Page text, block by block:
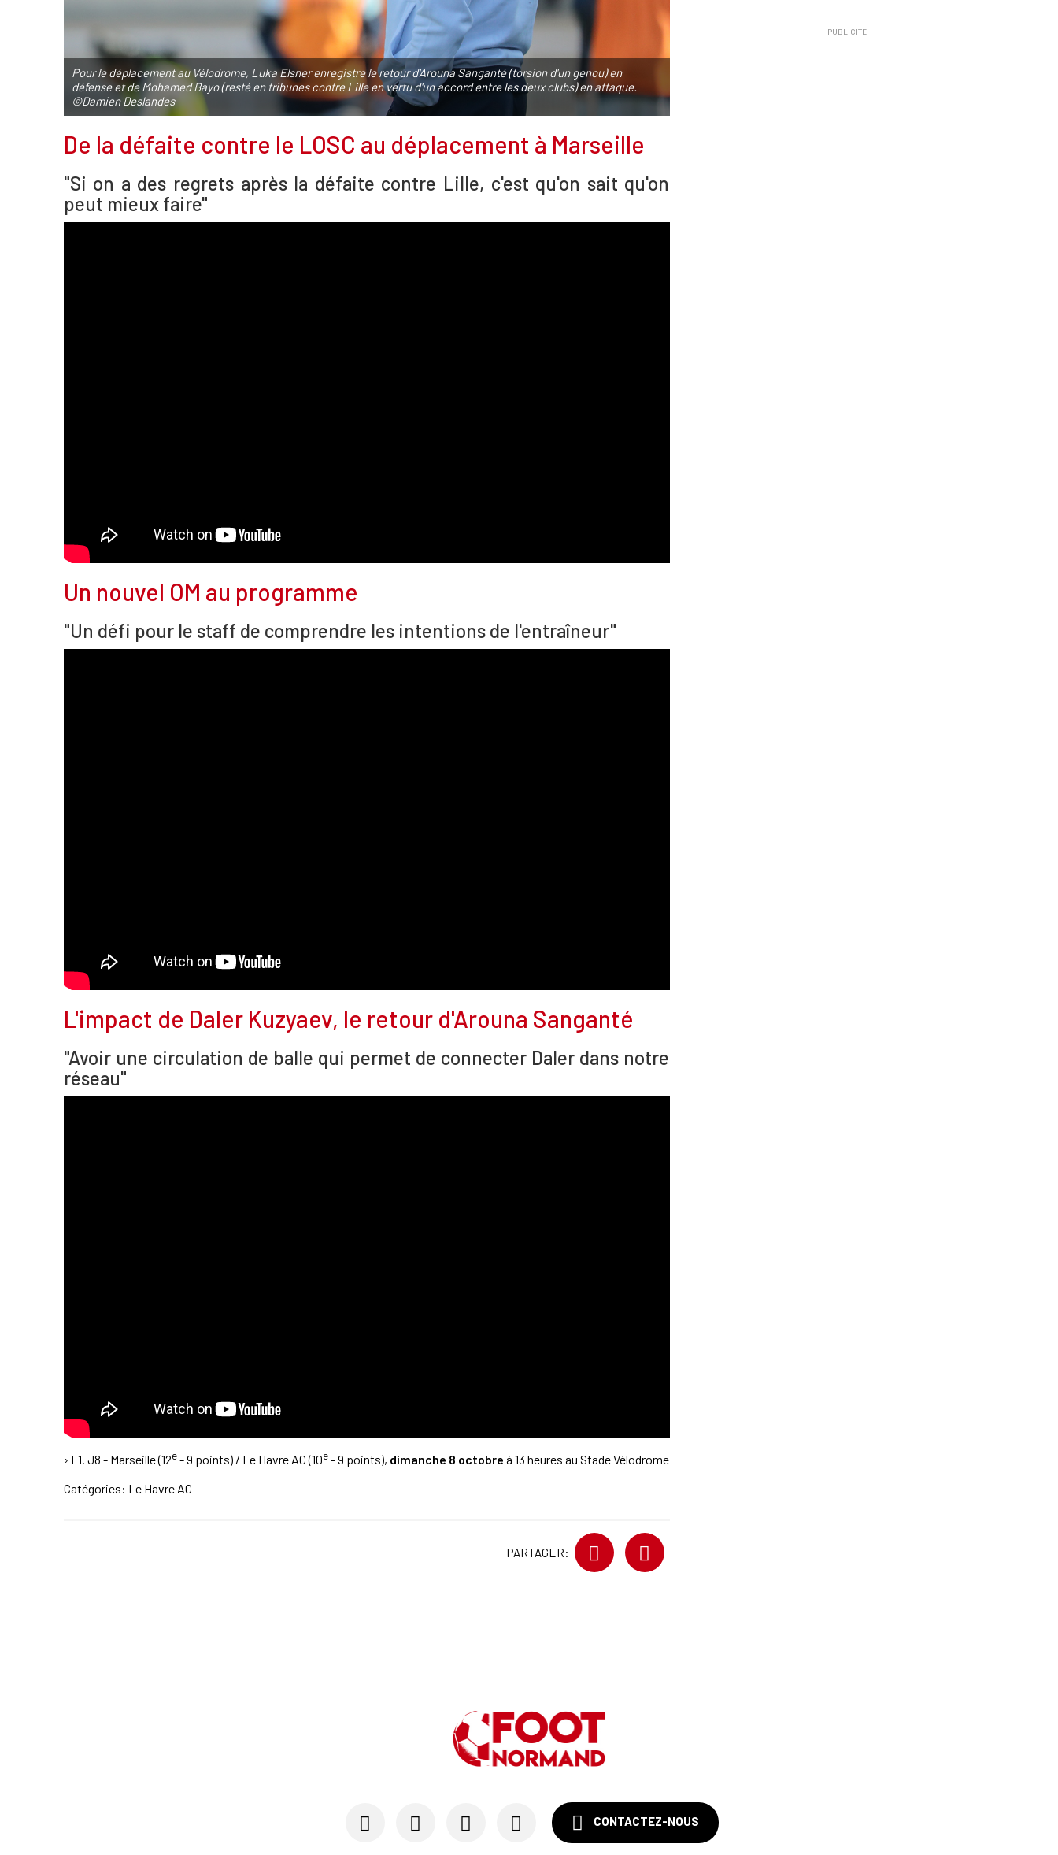
Pour le déplacement au Vélodrome, Luka Elsner enregistre le retour d'Arouna Sanganté (torsion d'un genou) en
défense et de Mohamed Bayo (resté en tribunes contre Lille en vertu d'un accord entre les deux clubs) en attaque.
©Damien Deslandes
De la défaite contre le LOSC au déplacement à Marseille
"Si on a des regrets après la défaite contre Lille, c'est qu'on sait qu'on
peut mieux faire"
Un nouvel OM au programme
"Un défi pour le staff de comprendre les intentions de l'entraîneur"
L'impact de Daler Kuzyaev, le retour d'Arouna Sanganté
"Avoir une circulation de balle qui permet de connecter Daler dans notre
réseau"
› L1. J8 - Marseille (12e- 9 points) / Le Havre AC (10e- 9 points), dimanche 8 octobre à 13 heures au Stade Vélodrome
Catégories: Le Havre AC
PARTAGER:
PUBLICITÉ
CONTACTEZ-NOUS